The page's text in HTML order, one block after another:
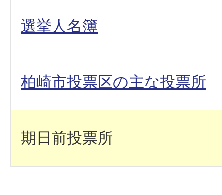
選挙人名簿
柏崎市投票区の主な投票所
期日前投票所